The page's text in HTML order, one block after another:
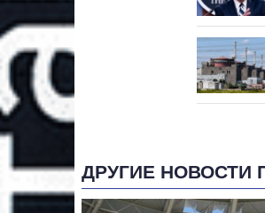
ДРУГИЕ НОВОСТИ